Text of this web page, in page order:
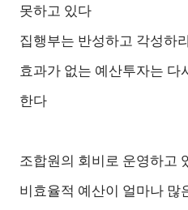
못하고 있다
집행부는 반성하고 각성하
효과가 없는 예산투자는 다
한다
조합원의 회비로 운영하고
비효율적 예산이 얼마나 많